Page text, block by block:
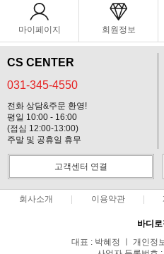
마이페이지 회원정보
CS CENTER
031-345-4550
전화 상담&주문 환영!
평일 10:00 - 16:00
(점심 12:00-13:00)
주말 및 공휴일 휴무
고객센터 연결
회사소개 이용약관
바디
대표 : 박혜정 ㅣ 개인정